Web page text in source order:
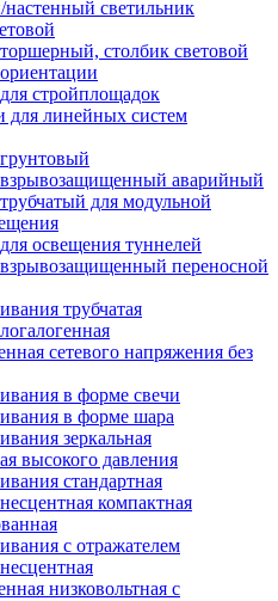
светильник
столбик световой
стройплощадок
для линейных систем
аварийный
для модульной
освещения туннелей
переносной
трубчатая
сетевого напряжения без
в форме свечи
в форме шара
зеркальная
высокого давления
стандартная
компактная
с отражателем
низковольтная с